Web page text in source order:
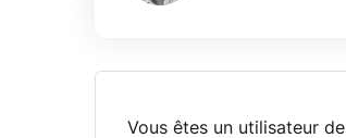
Vous êtes un utilisateur de